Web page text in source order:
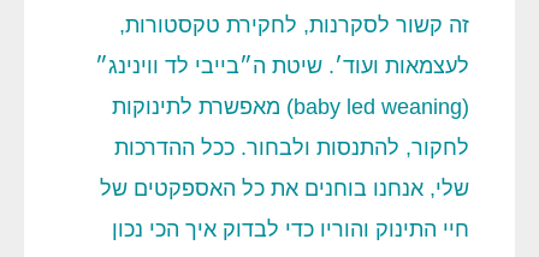
זה קשור לסקרנות, לחקירת טקסטורות,
לעצמאות ועוד׳. שיטת ה״בייבי לד ווינינג״
(baby led weaning) מאפשרת לתינוקות
לחקור, להתנסות ולבחור. ככל ההדרכות
שלי, אנחנו בוחנים את כל האספקטים של
חיי התינוק והוריו כדי לבדוק איך הכי נכון